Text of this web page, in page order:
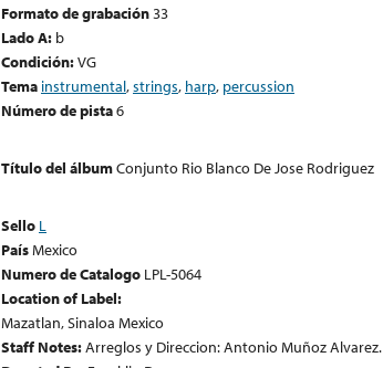
Formato de grabación33
Lado A: b
Condición:VG
Tema instrumental,strings, harp, percussion
Número de pista6
Título del álbumConjunto Rio Blanco De Jose Rodriguez
Sello L
PaísMexico
Numero de Catalogo LPL-5064
Location of Label:
Mazatlan, Sinaloa Mexico
Staff Notes:Arreglos y Direccion: Antonio Muñoz Alvarez.